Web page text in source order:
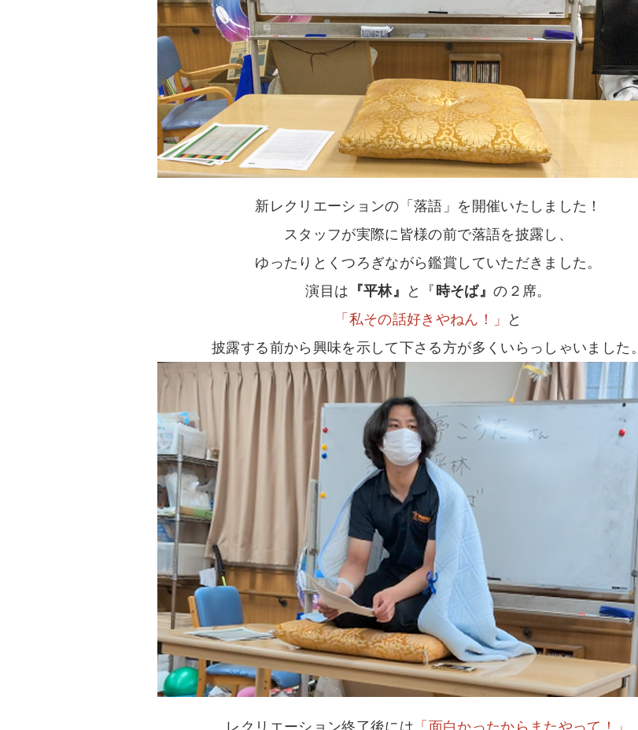
新レクリエーションの「落語」を開催いたしました！
スタッフが実際に皆様の前で落語を披露し、
ゆったりとくつろぎながら鑑賞していただきました。
演目は 『平林』 と『 時そば』の２席。
「私その話好きやねん！」
と
披露する前から興味を示して下さる方が多くいらっしゃいました。
レクリエーション終了後には 「面白かったからまたやって！」